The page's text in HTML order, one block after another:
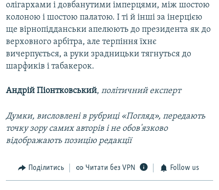
олігархами і довбанутими імперцями, між шостою
колоною і шостою палатою. І ті й інші за інерцією
ще вірнопідданськи апелюють до президента як до
верховного арбітра, але терпіння їхнє
вичерпується, а руки зрадницьки тягнуться до
шарфиків і табакерок.
Андрій Піонтковський, політичний експерт
Думки, висловлені в рубриці «Погляд», передають
точку зору самих авторів і не обов'язково
відображають позицію редакції
Поділитись Читати без VPN Follow us